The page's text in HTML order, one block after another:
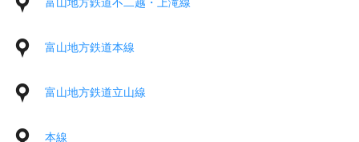
富山地方鉄道本線
富山地方鉄道立山線
本線